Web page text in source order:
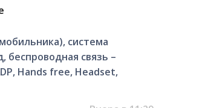
система
беспроводная связь –
Hands free, Headset,